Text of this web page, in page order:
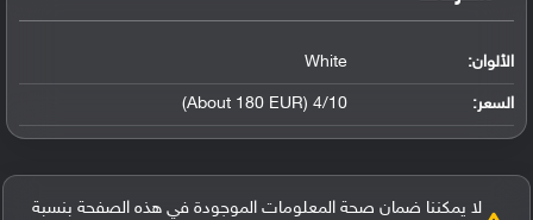
الألوان: White
السعر: 4/10 (About 180 EUR)
لا يمكننا ضمان صحة المعلومات الموجودة في هذه الصفحة بنسبة